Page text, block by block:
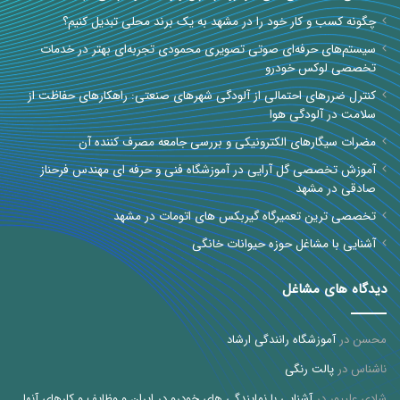
چگونه کسب و کار خود را در مشهد به یک برند محلی تبدیل کنیم؟
سیستم‌های حرفه‌ای صوتی تصویری محمودی تجربه‌ای بهتر در خدمات
تخصصی لوکس خودرو
کنترل ضررهای احتمالی از آلودگی شهرهای صنعتی: راهکارهای حفاظت از
سلامت در آلودگی هوا
مضرات سیگارهای الکترونیکی و بررسی جامعه مصرف کننده آن
آموزش تخصصی گل آرایی در آموزشگاه فنی و حرفه ای مهندس فرحناز
صادقی در مشهد
تخصصی ترین تعمیرگاه گیربکس های اتومات در مشهد
آشنایی با مشاغل حوزه حیوانات خانگی
دیدگاه های مشاغل
محسندرآموزشگاه رانندگی ارشاد
ناشناسدرپالت رنگی